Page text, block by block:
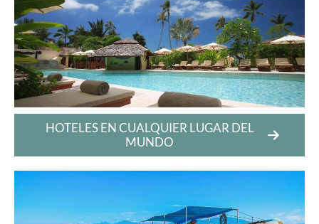
HOTELES EN CUALQUIER LUGAR DEL
MUNDO